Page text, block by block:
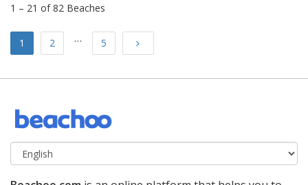
1 – 21 of 82 Beaches
1 2 … 5 Next